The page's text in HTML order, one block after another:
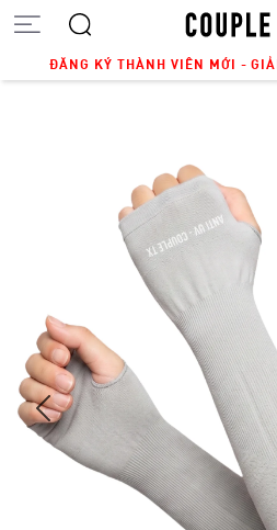
ĐĂNG KÝ THÀNH VIÊN MỚI -
Previous